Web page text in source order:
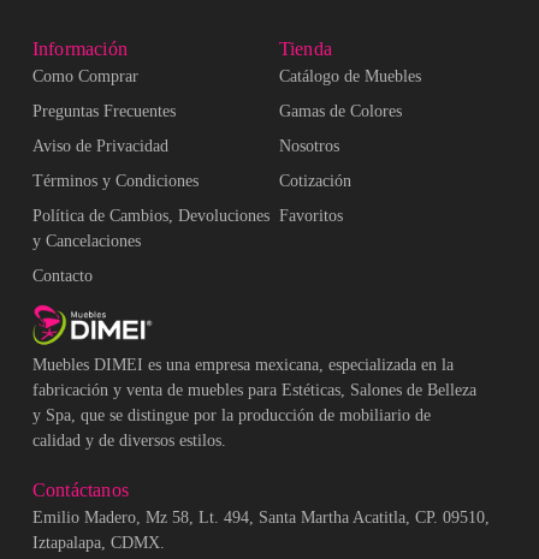
Muebles DIMEI es una empresa mexicana, especializada en la
fabricación y venta de muebles para Estéticas, Salones de Belleza
y Spa, que se distingue por la producción de mobiliario de
calidad y de diversos estilos.
Información
Como Comprar
Preguntas Frecuentes
Aviso de Privacidad
Términos y Condiciones
Política de Cambios, Devoluciones
y Cancelaciones
Contacto
Tienda
Catálogo de Muebles
Gamas de Colores
Nosotros
Cotización
Favoritos
Contáctanos
Emilio Madero, Mz 58, Lt. 494, Santa Martha Acatitla, CP. 09510,
Iztapalapa, CDMX.